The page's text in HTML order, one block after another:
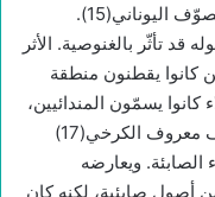
اليوناني(15).
يرى أنّ أصوله قد تأثّر بالغنوصية. الأثر
كانوا يقطنون منطقة
يسمّون المندائيين،
وذلك لتميزهم من صابئة حرّان. والمتصوّف معروف الكرخي(17)
الصابئة. ويعارضه
ـ من أصول صابئية، لكنه كان